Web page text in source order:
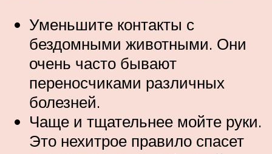
Уменьшите контакты с
бездомными животными. Они
очень часто бывают
переносчиками различных
болезней.
Чаще и тщательнее мойте руки.
Это нехитрое правило спасет